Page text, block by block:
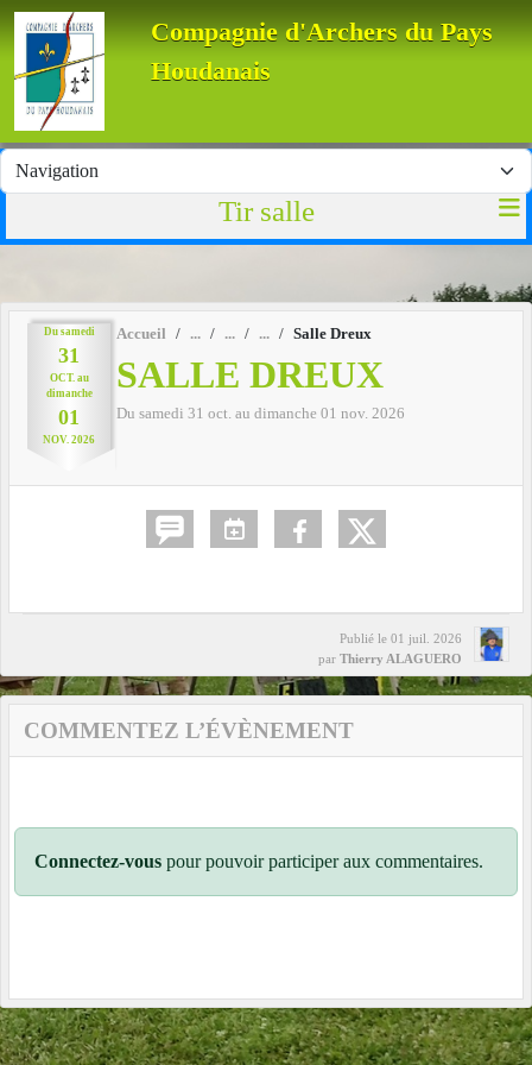
Compagnie d'Archers du Pays
Houdanais
Tir salle
Du samedi
31
OCT.au
dimanche
01
NOV. 2026
Accueil Salle Dreux
SALLE DREUX
Du samedi 31 oct. au dimanche 01 nov. 2026
Publié le 01 juil. 2026
par Thierry ALAGUERO
COMMENTEZ L’ÉVÈNEMENT
Connectez-vous pour pouvoir participer aux commentaires.
Panneau de gestion des cookies